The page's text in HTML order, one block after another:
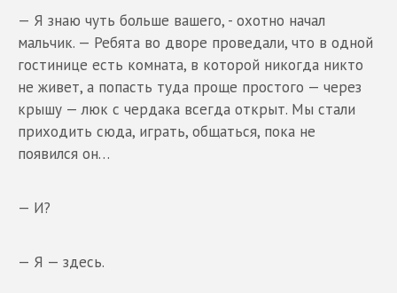
— Я знаю чуть больше вашего, - охотно начал
мальчик. — Ребята во дворе проведали, что в одной
гостинице есть комната, в которой никогда никто
не живет, а попасть туда проще простого — через
крышу — люк с чердака всегда открыт. Мы стали
приходить сюда, играть, общаться, пока не
появился он…
— И?
— Я — здесь.